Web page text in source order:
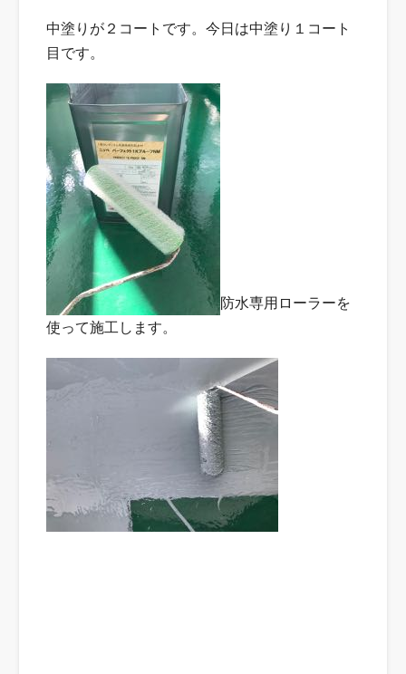
中塗りが２コートです。今日は中塗り１コート
目です。
防水専用ローラーを
使って施工します。